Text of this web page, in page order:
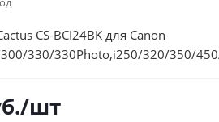
CS-BCI24BK для Canon
330/330Photo,i250/320/350/
/шт